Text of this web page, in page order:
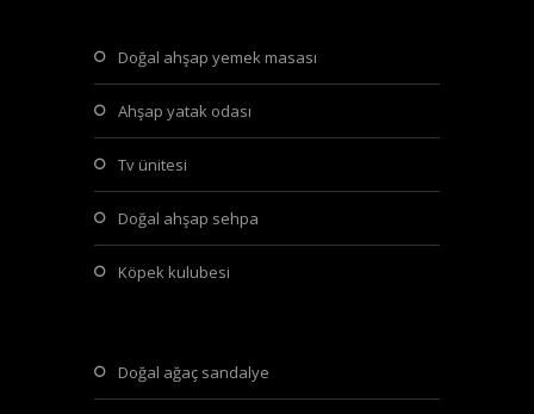
doğal ahşap yemek masası
ahşap yatak odası
tv ünitesi
doğal ahşap sehpa
köpek kulubesi
doğal ağaç sandalye